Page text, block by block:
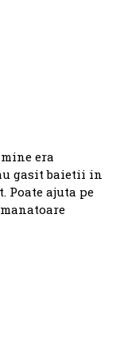
era
gasit baietii in
Poate ajuta pe